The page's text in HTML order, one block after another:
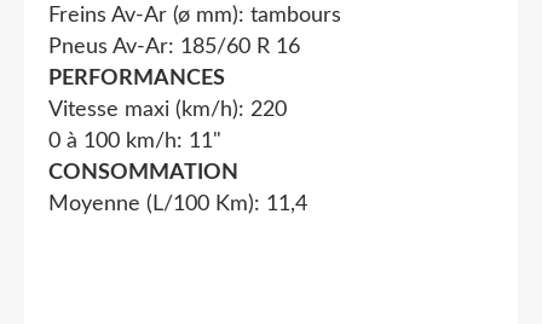
Freins Av-Ar (ø mm): tambours
Pneus Av-Ar: 185/60 R 16
PERFORMANCES
Vitesse maxi (km/h): 220
0 à 100 km/h: 11"
CONSOMMATION
Moyenne (L/100 Km): 11,4